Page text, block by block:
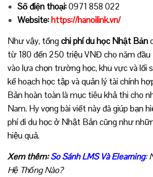
Số điện thoại:0971 858 022
Website:https://hanoilink.vn/
Như vậy, tổngchi phí du học Nhật Bản
từ 180 đến 250 triệu VNĐ cho năm
vào lựa chọn trường học, khu vực và lối
kế hoạch học tập và quản lý tài chính
Bản hoàn toàn là mục tiêu khả thi cho
Nam. Hy vọng bài viết này đã giúp bạn
phí đi du học ở Nhật Bản cũng như
hiệu quả.
Xem thêm:So Sánh LMS Và Elearning:
Hệ Thống Nào?